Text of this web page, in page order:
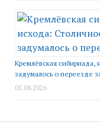
Кремлёвская сибириада,
задумалось о переезде
05.08.2026